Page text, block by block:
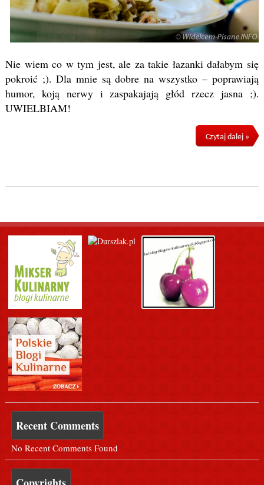
Nie wiem co w tym jest, ale za takie łazanki dałabym się
pokroić ;). Dla mnie są dobre na wszystko – poprawiają
humor, koją nerwy i zaspakajają głód rzecz jasna ;).
UWIELBIAM!
Czytaj dalej »
Recent Comments
No Recent Comments Found